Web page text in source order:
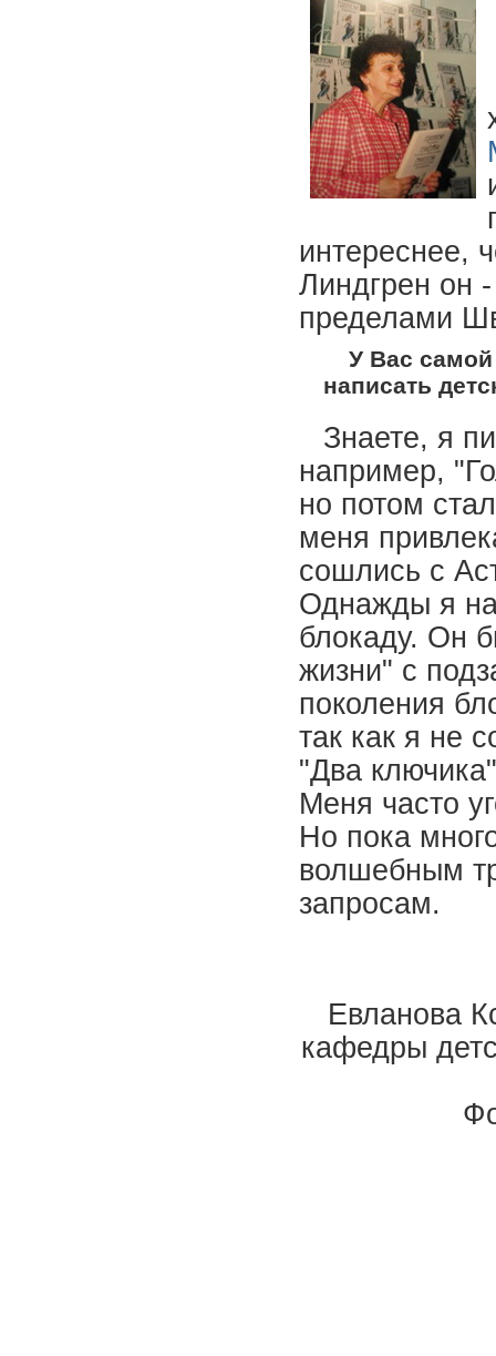
интереснее,
Линдгрен он
пределами
У Вас
написать
Знаете, я
например,
но потом
меня
сошлись с
Однажды я
блокаду. Он
жизни" с
поколения
так как я не
"Два
Меня часто
Но пока
волшебным
запросам.
Евланова
кафедры